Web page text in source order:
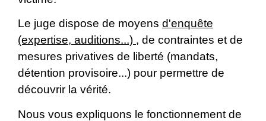
Le juge dispose de moyens d'enquête
(expertise, auditions...) , de contraintes et de
mesures privatives de liberté (mandats,
détention provisoire...) pour permettre de
découvrir la vérité.
Nous vous expliquons le fonctionnement de